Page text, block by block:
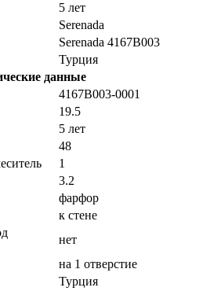
5 лет
Serenada
Serenada 4167B003
Турция
данные
4167B003-0001
19.5
5 лет
48
1
3.2
фарфор
к стене
нет
на 1 отверстие
Турция